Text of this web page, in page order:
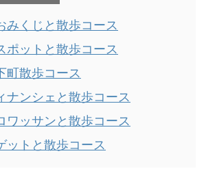
みくじと散歩コース
ポットと散歩コース
町散歩コース
ナンシェと散歩コース
ワッサンと散歩コース
ットと散歩コース